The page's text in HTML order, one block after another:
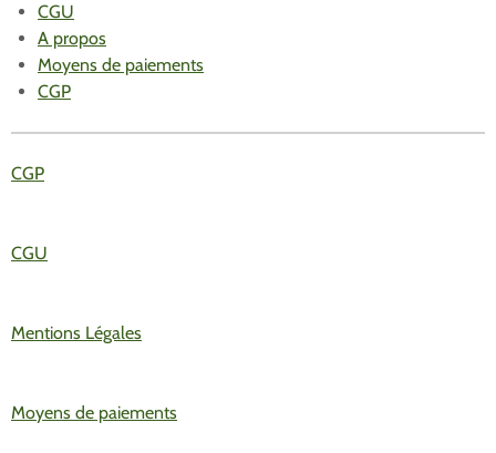
CGU
A propos
Moyens de paiements
CGP
CGP
CGU
Mentions Légales
Moyens de paiements